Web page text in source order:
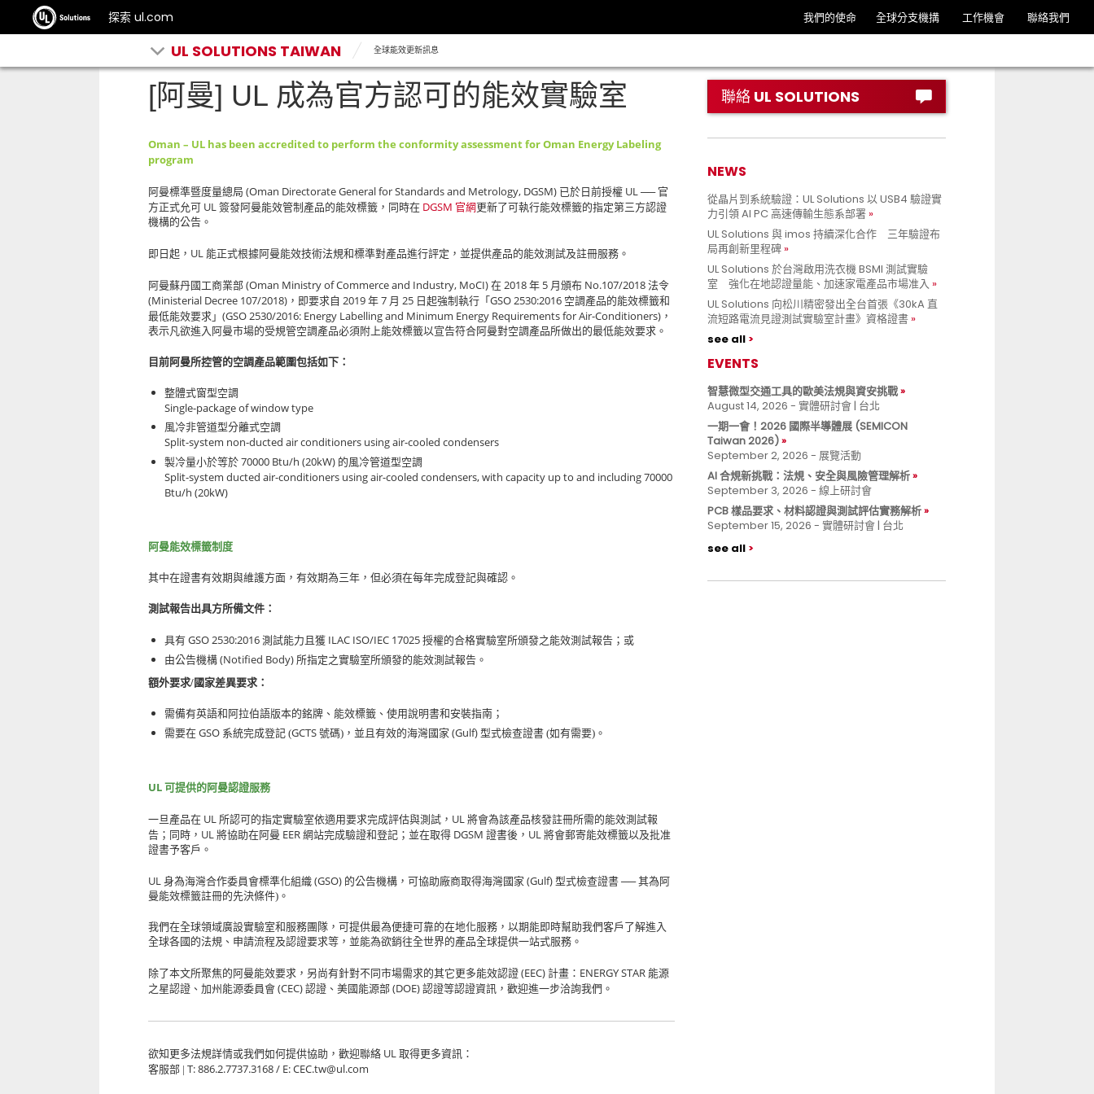
探索 ul.com 我們的使命 全球分支機搆 工作機會 聯絡我們
UL SOLUTIONS TAIWAN 全球能效更新訊息
[阿曼] UL 成為官方認可的能效實驗室
Oman – UL has been accredited to perform the conformity assessment for Oman Energy Labeling
program
阿曼標準暨度量總局 (Oman Directorate General for Standards and Metrology, DGSM) 已於日前授權 UL ── 官
方正式允可 UL 簽發阿曼能效管制產品的能效標籤，同時在 DGSM 官網更新了可執行能效標籤的指定第三方認證
機構的公告。
即日起， UL 能正式根據阿曼能效技術法規和標準對產品進行評定，並提供產品的能效測試及註冊服務。
阿曼蘇丹國工商業部 (Oman Ministry of Commerce and Industry, MoCI) 在 2018 年 5 月頒布 No.107/2018 法令
(Ministerial Decree 107/2018) ，即要求自 2019 年 7 月 25 日起強制執行「 GSO 2530:2016 空調產品的能效標籤和
最低能效要求」 (GSO 2530/2016: Energy Labelling and Minimum Energy Requirements for Air-Conditioners) ，
表示凡欲進入阿曼市場的受規管空調產品必須附上能效標籤以宣告符合阿曼對空調產品所做出的最低能效要求。
目前阿曼所控管的空調產品範圍包括如下：
整體式窗型空調
Single-package of window type
風冷非管道型分離式空調
Split-system non-ducted air conditioners using air-cooled condensers
製冷量小於等於 70000 Btu/h (20kW) 的風冷管道型空調
Split-system ducted air-conditioners using air-cooled condensers, with capacity up to and including 70000
Btu/h (20kW)
阿曼能效標籤制度
其中在證書有效期與維護方面，有效期為三年，但必須在每年完成登記與確認。
測試報告出具方所備文件：
具有 GSO 2530:2016 測試能力且獲 ILAC ISO/IEC 17025 授權的合格實驗室所頒發之能效測試報告；或
由公告機構 (Notified Body) 所指定之實驗室所頒發的能效測試報告。
額外要求/國家差異要求：
需備有英語和阿拉伯語版本的銘牌、能效標籤、使用說明書和安裝指南；
需要在 GSO 系統完成登記 (GCTS 號碼)，並且有效的海灣國家 (Gulf) 型式檢查證書 (如有需要)。
UL 可提供的阿曼認證服務
一旦產品在 UL 所認可的指定實驗室依適用要求完成評估與測試， UL 將會為該產品核發註冊所需的能效測試報
告；同時， UL 將協助在阿曼 EER 網站完成驗證和登記；並在取得 DGSM 證書後， UL 將會郵寄能效標籤以及批准
證書予客戶。
UL 身為海灣合作委員會標準化組織 (GSO) 的公告機構，可協助廠商取得海灣國家 (Gulf) 型式檢查證書 ── 其為阿
曼能效標籤註冊的先決條件)。
我們在全球領域廣設實驗室和服務團隊，可提供最為便捷可靠的在地化服務，以期能即時幫助我們客戶了解進入
全球各國的法規、申請流程及認證要求等，並能為欲銷往全世界的產品全球提供一站式服務。
除了本文所聚焦的阿曼能效要求，另尚有針對不同市場需求的其它更多能效認證 (EEC) 計畫： ENERGY STAR 能源
之星認證、加州能源委員會 (CEC) 認證、美國能源部 (DOE) 認證等認證資訊，歡迎進一步洽詢我們。
欲知更多法規詳情或我們如何提供協助，歡迎聯絡 UL 取得更多資訊：
客服部 | T: 886.2.7737.3168 / E: CEC.tw@ul.com
聯絡 UL SOLUTIONS
NEWS
從晶片到系統驗證：UL Solutions 以 USB4 驗證實
力引領 AI PC 高速傳輸生態系部署
UL Solutions 與 imos 持續深化合作 三年驗證布
局再創新里程碑
UL Solutions 於台灣啟用洗衣機 BSMI 測試實驗
室 強化在地認證量能、加速家電產品市場准入
UL Solutions 向松川精密發出全台首張《30kA 直
流短路電流見證測試實驗室計畫》資格證書
see all
EVENTS
智慧微型交通工具的歐美法規與資安挑戰
August 14, 2026 - 實體研討會 | 台北
一期一會！2026 國際半導體展 (SEMICON
Taiwan 2026)
September 2, 2026 - 展覽活動
AI 合規新挑戰：法規、安全與風險管理解析
September 3, 2026 - 線上研討會
PCB 樣品要求、材料認證與測試評估實務解析
September 15, 2026 - 實體研討會 | 台北
see all